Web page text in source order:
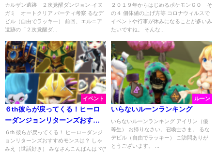
カルザン遺跡 ２次覚醒ダンジョン-イヌ
ガミ オートクリア パーティ考察 るなデ
ビル（自由でラッキー） 前回、エルニア
遺跡の「２次覚醒ダ...
方等
２０１９年からはじめるポケモンＧＯ そ
の４ 個体値の上げ方等 コロナウィルスで
イベントや行事が休みになることが多いみ
たいですね。 そんな...
イベント
６th彼らが戻ってくる！ヒーロ
ーダンジョンリターンズおすす
め
６th 彼らが戻ってくる！ ヒーローダンジ
ョンリターンズおすすめモンスは？ しゃ
みえ（世話好き） みなさんこんばんはヾ(*
ルーン
いらないルーンランキング
いらないルーンランキング アイリン（優
等生） お帰りなさい。召喚士さま。 るな
デビル（自由でラッキー） ご訪問ありが
とうございます。 ...